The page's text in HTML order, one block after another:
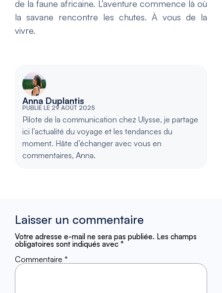
de la faune africaine. L’aventure commence là où
la savane rencontre les chutes. À vous de la
vivre.
Anna Duplantis
PUBLIÉ LE 29 AOÛT 2025
Pilote de la communication chez Ulysse, je partage
ici l’actualité du voyage et les tendances du
moment. Hâte d’échanger avec vous en
commentaires, Anna.
Laisser un commentaire
Votre adresse e-mail ne sera pas publiée. Les champs
obligatoires sont indiqués avec *
Commentaire *